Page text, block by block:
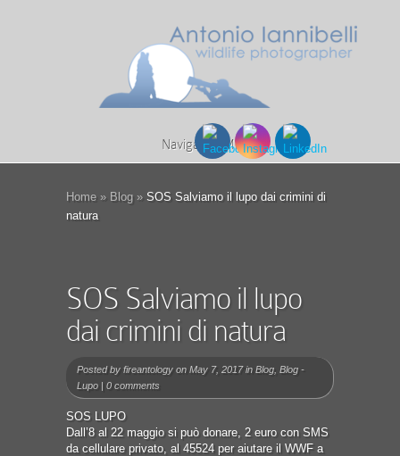
Navigation Menu
Home » Blog » SOS Salviamo il lupo dai crimini di
natura
SOS Salviamo il lupo
dai crimini di natura
Posted by fireantology on May 7, 2017 in Blog Blog -
Lupo | 0 comments
SOS LUPO
Dall’8 al 22 maggio si può donare, 2 euro con SMS
da cellulare privato, al 45524 per aiutare il WWF a